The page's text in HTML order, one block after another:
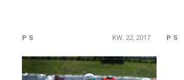
P S KW. 22, 2017 P S